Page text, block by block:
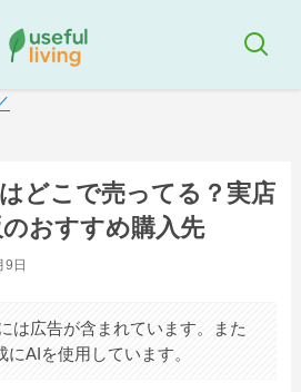
どこで売ってる？実店
おすすめ購入先
9日
は広告が含まれています。また
AIを使用しています。